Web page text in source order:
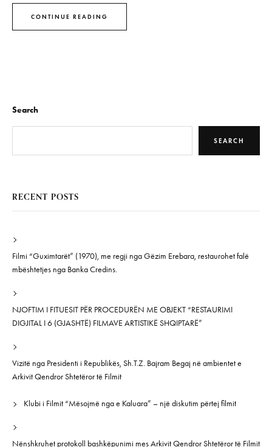
CONTINUE READING
Search
SEARCH
RECENT POSTS
Filmi “Guximtarët” (1970), me regji nga Gëzim Erebara, restaurohet falë
mbështetjes nga Banka Credins.
NJOFTIM I FITUESIT PËR PROCEDURËN ME OBJEKT “RESTAURIMI
DIGJITAL I 6 (GJASHTË) FILMAVE ARTISTIKË SHQIPTARË”
Vizitë nga Presidenti i Republikës, Sh.T.Z. Bajram Begaj në ambientet e
Arkivit Qendror Shtetëror të Filmit
Klubi i Filmit “Mësojmë nga e Kaluara” – një diskutim përtej filmit
Nënshkruhet protokoll bashkëpunimi mes Arkivit Qendror Shtetëror të Filmit